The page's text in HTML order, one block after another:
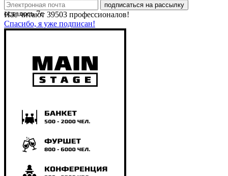
подписаться на рассылку
Нас читают 39503 профессионалов!
Спасибо, я уже подписан!
осталось7с